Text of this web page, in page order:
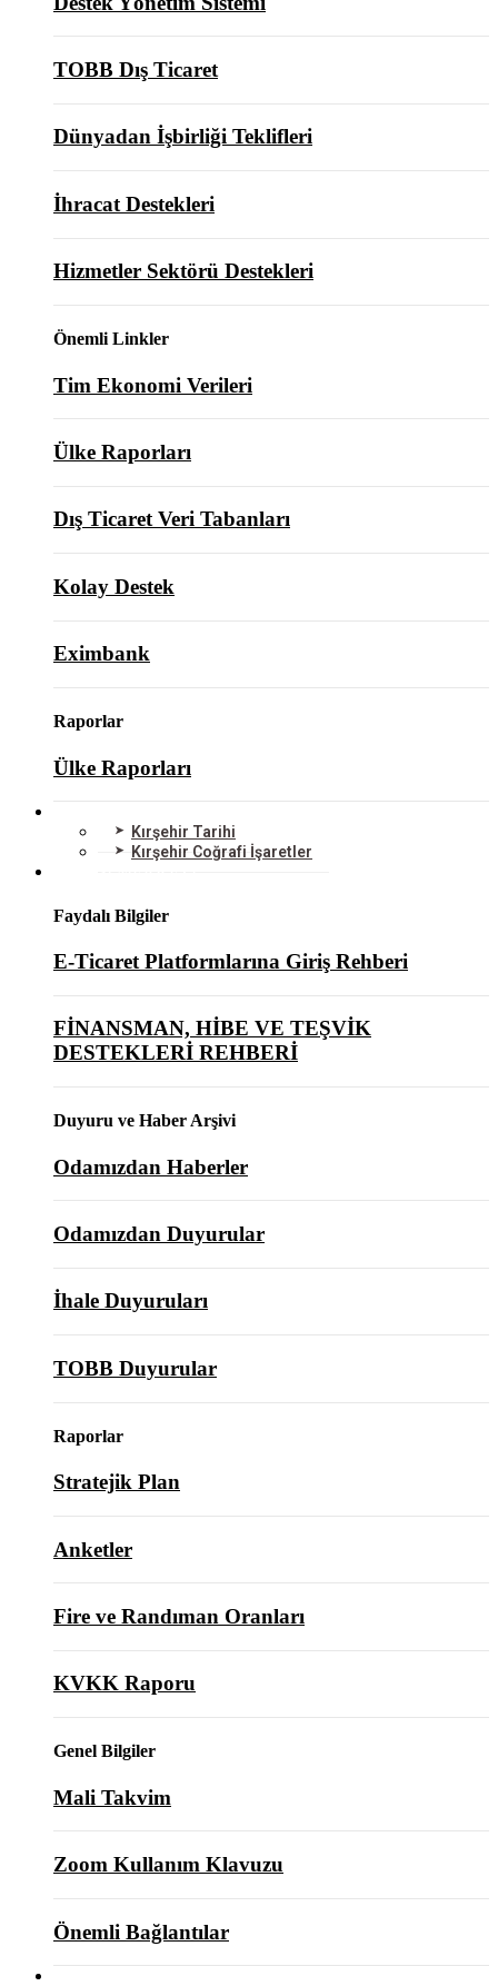
TOBB Dış Ticaret
Dünyadan İşbirliği Teklifleri
İhracat Destekleri
Hizmetler Sektörü Destekleri
Önemli Linkler
Tim Ekonomi Verileri
Ülke Raporları
Dış Ticaret Veri Tabanları
Kolay Destek
Eximbank
Raporlar
Ülke Raporları
Kırşehir Tarihi
Kırşehir Coğrafi İşaretler
Faydalı Bilgiler
E-Ticaret Platformlarına Giriş Rehberi
FİNANSMAN, HİBE VE TEŞVİK
DESTEKLERİ REHBERİ
Duyuru ve Haber Arşivi
Odamızdan Haberler
Odamızdan Duyurular
İhale Duyuruları
TOBB Duyurular
Raporlar
Stratejik Plan
Anketler
Fire ve Randıman Oranları
KVKK Raporu
Genel Bilgiler
Mali Takvim
Zoom Kullanım Klavuzu
Önemli Bağlantılar